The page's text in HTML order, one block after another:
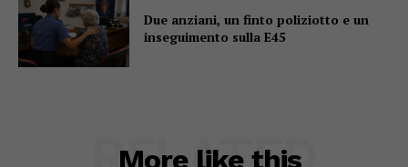
Due anziani, un finto poliziotto e un
inseguimento sulla E45
More like this